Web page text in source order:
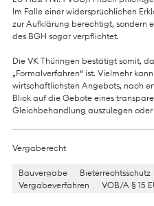
Im Falle einer widersprüchlichen
zur Aufklärung berechtigt, sondern
des BGH sogar verpflichtet.
Die VK Thüringen bestätigt somit,
„Formalverfahren“ ist. Vielmehr
wirtschaftlichsten Angebots, nach
Blick auf die Gebote eines
Gleichbehandlung auszulegen oder
Vergaberecht
Bauvergabe Bieterrechtsschutz
Vergabeverfahren
VOB/A § 15